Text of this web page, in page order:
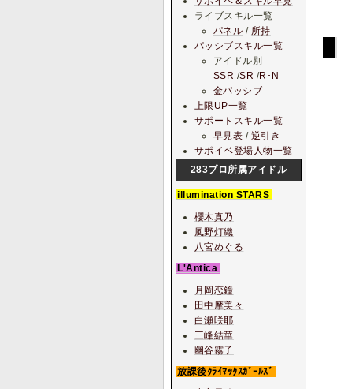
ライブスキル一覧
パネル / 所持
パッシブスキル一覧
アイドル別
SSR /SR /R･N
金パッシブ
上限UP一覧
サポートスキル一覧
早見表 / 逆引き
サポイベ登場人物一覧
283プロ所属アイドル
illumination STARS
櫻木真乃
風野灯織
八宮めぐる
L'Antica
月岡恋鐘
田中摩美々
白瀬咲耶
三峰結華
幽谷霧子
放課後ｸﾗｲﾏｯｸｽｶﾞｰﾙｽﾞ